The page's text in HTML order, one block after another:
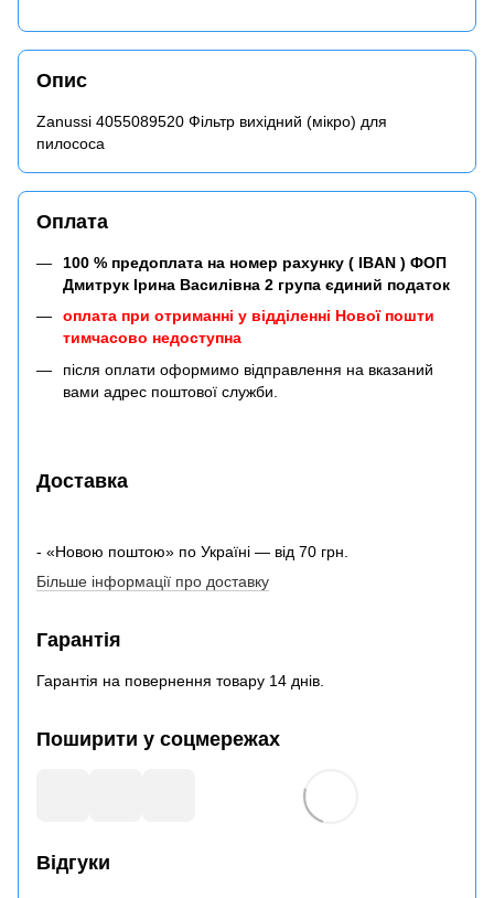
Опис
Zanussi 4055089520 Фільтр вихідний (мікро) для
пилосоcа
Оплата
100 % предоплата на номер рахунку ( IBAN ) ФОП
Дмитрук Ірина Василівна 2 група єдиний податок
оплата при отриманні у відділенні Нової пошти
тимчасово недоступна
після оплати оформимо відправлення на вказаний
вами адрес поштової служби.
Доставка
- «Новою поштою» по Україні — від 70 грн.
Більше інформації про доставку
Гарантія
Гарантія на повернення товару 14 днів.
Поширити у соцмережах
Відгуки